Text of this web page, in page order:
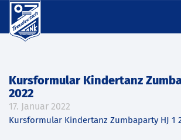
Kursformular Kindertanz
2022
17. Januar 2022
Kursformular Kindertanz Zumbaparty HJ 1